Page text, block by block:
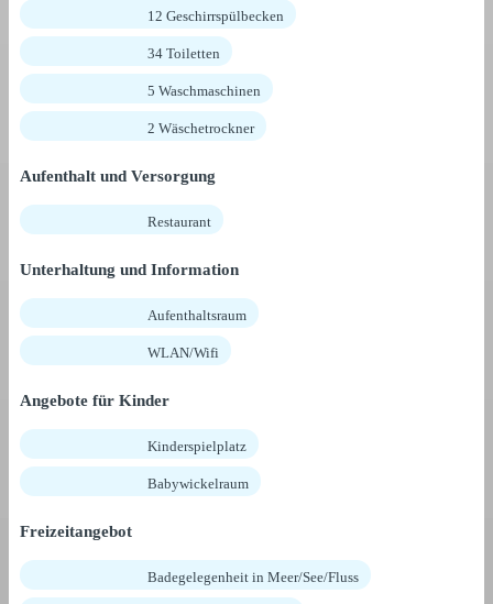
12 Geschirrspülbecken
34 Toiletten
5 Waschmaschinen
2 Wäschetrockner
Aufenthalt und Versorgung
Restaurant
Unterhaltung und Information
Aufenthaltsraum
WLAN/Wifi
Angebote für Kinder
Kinderspielplatz
Babywickelraum
Freizeitangebot
Badegelegenheit in Meer/See/Fluss